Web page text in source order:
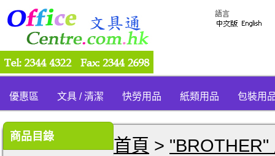
語言
優惠區 文具 / 清潔 快勞用品 紙類用品 包裝用
商品目錄 首頁 >